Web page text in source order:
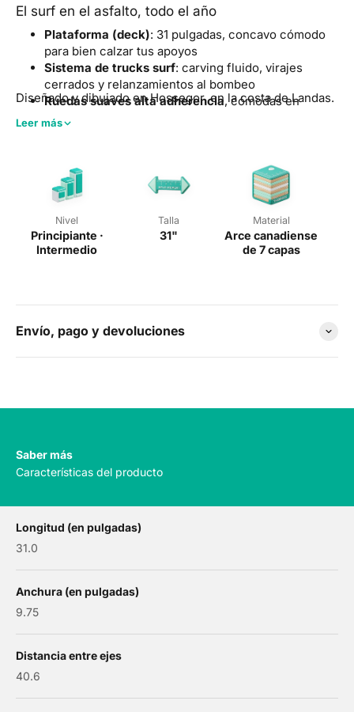
El surf en el asfalto, todo el año
Plataforma (deck): 31 pulgadas, concavo cómodo
para bien calzar tus apoyos
Sistema de trucks surf: carving fluido, virajes
cerrados y relanzamientos al bombeo
Ruedas suaves alta adherencia, cómodas en
asfalto rugoso como en bowl
Nivel: del principiante curioso al surfista
confirmado en busca de entrenamiento
Diseñado y dibujado en Hossegor, en la costa de Landas.
Leer más
Nivel
Principiante ·
Intermedio
Talla
31"
Material
Arce canadiense
de 7 capas
Envío, pago y devoluciones
Saber más
Características del producto
Longitud (en pulgadas)
31.0
Anchura (en pulgadas)
9.75
Distancia entre ejes
40.6